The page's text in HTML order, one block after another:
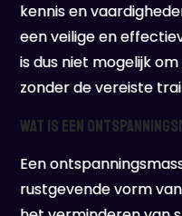
kennis en
een veilige en
is dus niet mogelijk
zonder de vereiste
Wat is een
Een
rustgevende vorm